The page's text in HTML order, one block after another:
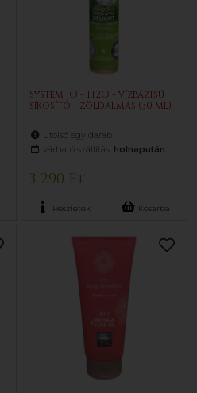
System JO - H2O - vízbázisú
síkosító - zöldalmás (30 ml)
utolsó egy darab
várható szállítás: holnapután
3 290 Ft
Részletek Kosárba